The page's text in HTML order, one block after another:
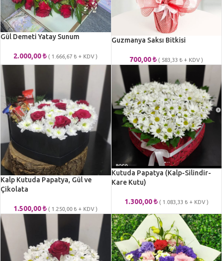
Gül Demeti Yatay Sunum
2.000,00₺ ( 1.666,67₺ + KDV )
Guzmanya Saksı Bitkisi
700,00₺ ( 583,33₺ + KDV )
Kalp Kutuda Papatya, Gül ve
Çikolata
1.500,00₺ ( 1.250,00₺ + KDV )
Kutuda Papatya (Kalp-Silindir-
Kare Kutu)
1.300,00₺ ( 1.083,33 ₺+ KDV )